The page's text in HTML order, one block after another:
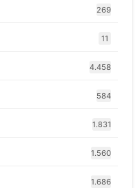
269
11
4.458
584
1.831
1.560
1.686